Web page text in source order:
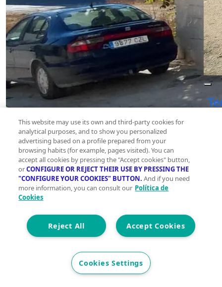
This website may use its own and third-party cookies for
analytical purposes, and to show you personalized
advertising based on a profile prepared from your
browsing habits (for example, pages visited). You can
accept all cookies by pressing the "Accept cookies" button,
orCONFIGURE OR REJECT THEIR USE BY PRESSING THE
"CONFIGURE YOUR COOKIES" BUTTON. And if you need
more information, you can consult our Política de
Cookies
Accept Cookies
Reject All
Cookies Settings